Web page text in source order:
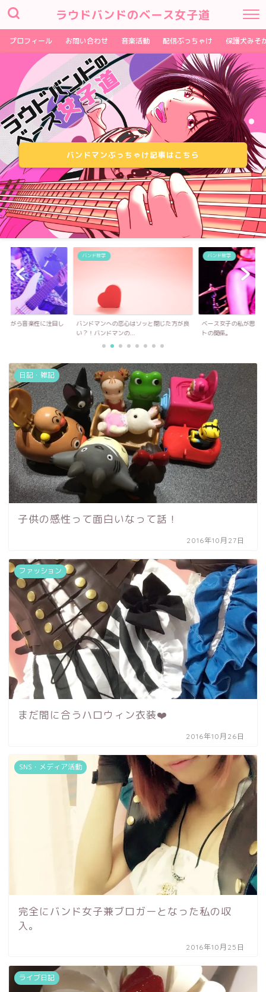
ラウドバンドのベース女子道
プロフィール お問い合わせ 音楽活動 配信ぶっちゃけ 保護犬みそ
バンドマンぶっちゃけ記事はこちら
恋心はソッと閉じた方が良
バンド哲学
ベース女子の私が思うファンとアーティス
トの関係。
バンド哲学
アマチュアバンド
は出るな！！！
日記・雑記
子供の感性って面白いなって話！
2016年10月27日
ファッション
まだ間に合うハロウィン衣装❤️
2016年10月26日
SNS・メディア活動
完全にバンド女子兼ブロガーとなった私の収
入。
2016年10月25日
ライブ日記